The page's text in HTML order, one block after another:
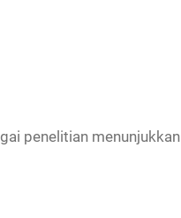
penelitian menunjukkan